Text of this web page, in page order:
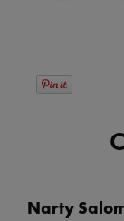
Narty